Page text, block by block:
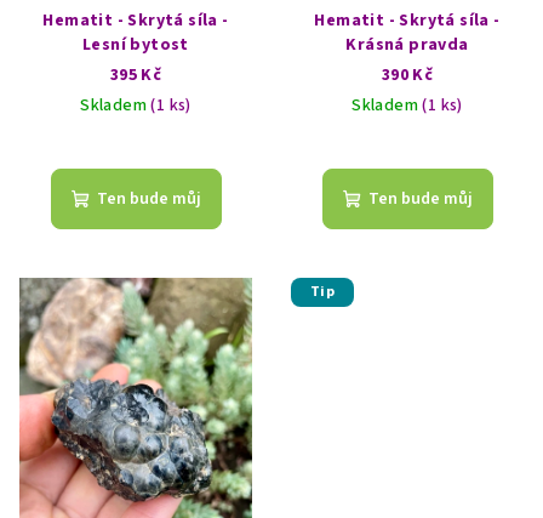
Hematit - Skrytá síla -
Lesní bytost
395 Kč
Skladem(1 ks)
Ten bude můj
Hematit - Skrytá síla -
Krásná pravda
390 Kč
Skladem(1 ks)
Ten bude můj
Tip